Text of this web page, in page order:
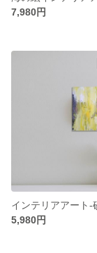
7,980円
5,980円